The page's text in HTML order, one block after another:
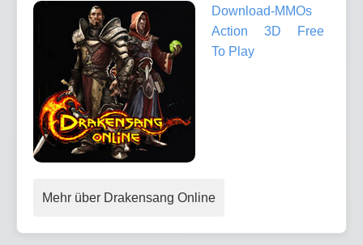
Download-MMOs
Action
3D
Free
To Play
Mehr über Drakensang Online